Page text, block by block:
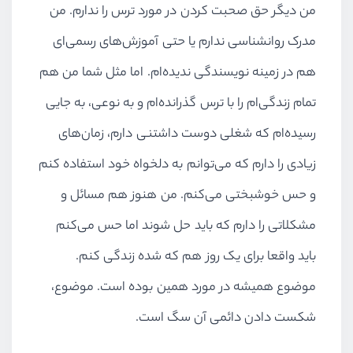
من دیگر حق صحبت کردن در مورد ترس را ندارم. من
مدرک روانشناسی ندارم یا حتی آموزش‌های رسمی‌ای
هم در زمینه نویسندگی ندیده‌ام. اما مثل شما من هم
تمام زندگی‌ام را با ترس گذرانده‌ام و به نوعی، به جایی
رسیده‌ام که شغلی دوست داشتنی دارم، زمان‌های
زیادی را دارم که می‌توانم به دلخواه خود استفاده کنم
و حس خوشبختی می‌کنم. من هنوز هم مسائل و
مشکلاتی را دارم که باید حل شوند اما حس می‌کنم
باید واقعا برای یک روز هم که شده زندگی کنم.
موضوع همیشه در مورد همین بوده است. موضوع،
شکست دادن دائمی آن سگ است.